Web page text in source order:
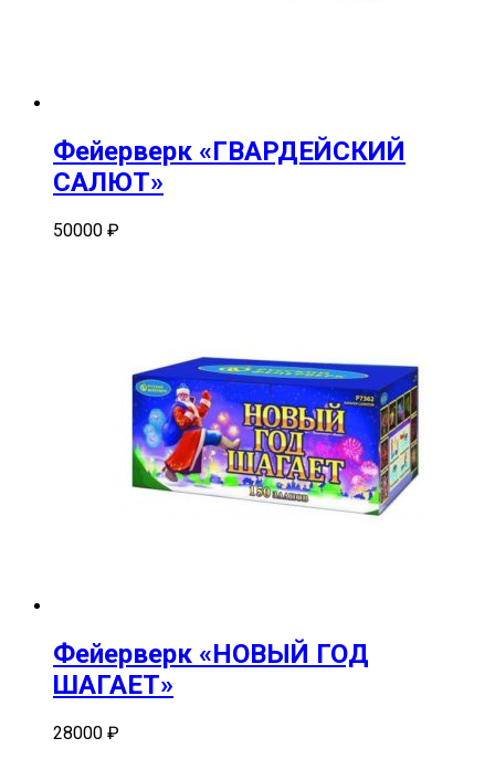
Фейерверк «ГВАРДЕЙСКИЙ
САЛЮТ»
50000 ₽
Фейерверк «НОВЫЙ ГОД
ШАГАЕТ»
28000 ₽